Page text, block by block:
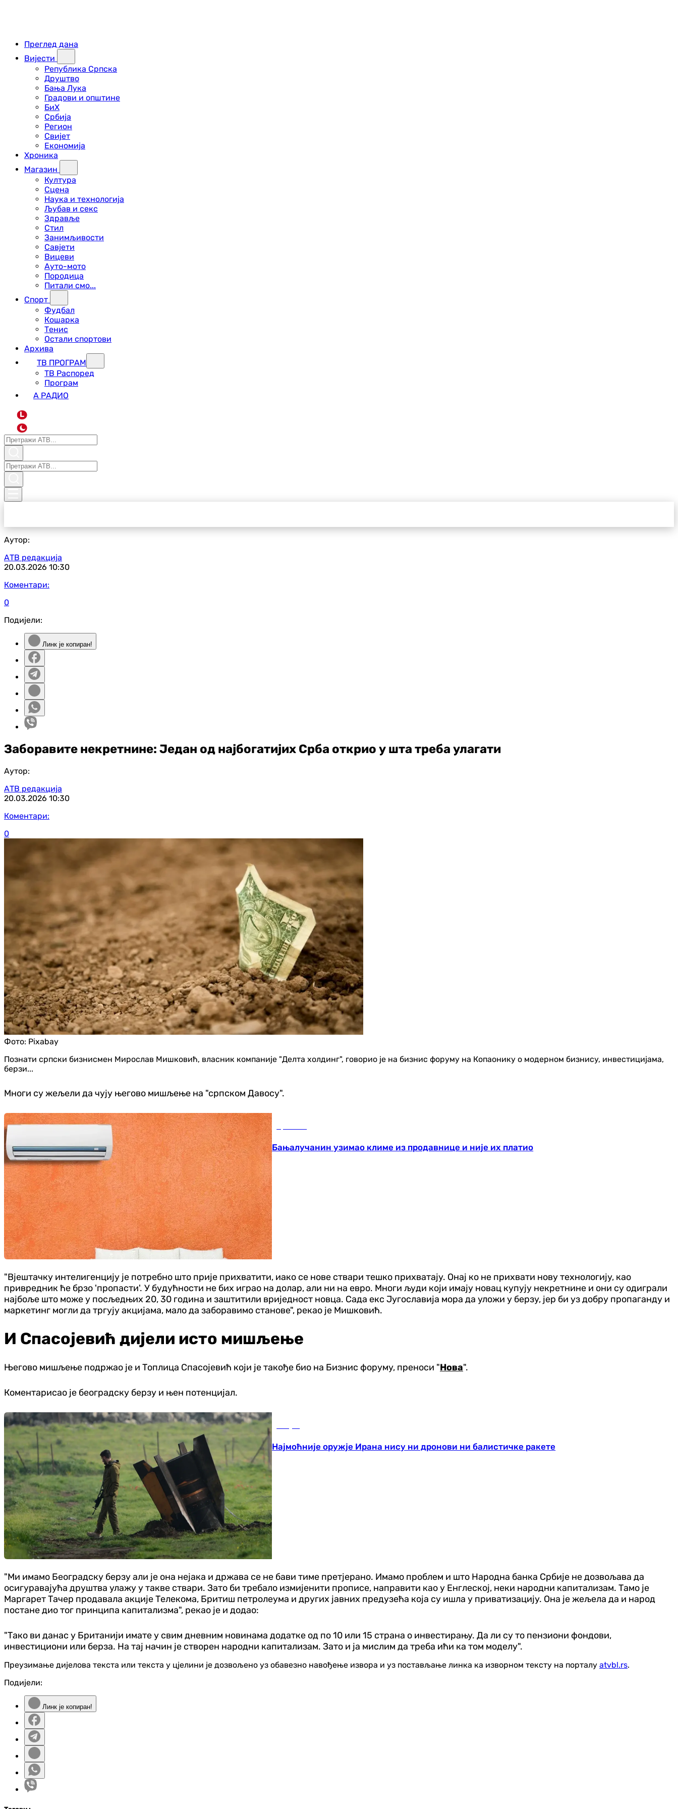
Преглед дана
Вијести
Република Српска
Друштво
Бања Лука
Градови и општине
БиХ
Србија
Регион
Свијет
Економија
Хроника
Магазин
Култура
Сцена
Наука и технологија
Љубав и секс
Здравље
Стил
Занимљивости
Савјети
Вицеви
Ауто-мото
Породица
Питали смо...
Спорт
Фудбал
Кошарка
Тенис
Остали спортови
Архива
ТВ ПРОГРАМ
ТВ Распоред
Програм
А РАДИО
L
Аутор:
АТВ редакција
20.03.2026 10:30
Коментари:
0
Подијели:
Линк је копиран!
Заборавите некретнине: Један од најбогатијих Срба открио у шта треба улагати
Аутор:
АТВ редакција
20.03.2026 10:30
Коментари:
0
Фото: Pixabay
Познати српски бизнисмен Мирослав Мишковић, власник компаније "Делта холдинг", говорио је на бизнис форуму на Копаонику о модерном бизнису, инвестицијама,
берзи...
Многи су жељели да чују његово мишљење на "српском Давосу".
Бањалучанин узимао климе из продавнице и није их платио
"Вјештачку интелигенцију је потребно што прије прихватити, иако се нове ствари тешко прихватају. Онај ко не прихвати нову технологију, као
привредник ће брзо 'пропасти'. У будућности не бих играо на долар, али ни на евро. Многи људи који имају новац купују некретнине и они су одиграли
најбоље што може у посљедњих 20, 30 година и заштитили вриједност новца. Сада екс Југославија мора да уложи у берзу, јер би уз добру пропаганду и
маркетинг могли да тргују акцијама, мало да заборавимо станове", рекао је Мишковић.
И Спасојевић дијели исто мишљење
Његово мишљење подржао је и Топлица Спасојевић који је такође био на Бизнис форуму, преноси "Нова".
Коментарисао је београдску берзу и њен потенцијал.
Најмоћније оружје Ирана нису ни дронови ни балистичке ракете
"Ми имамо Београдску берзу али је она нејака и држава се не бави тиме претјерано. Имамо проблем и што Народна банка Србије не дозвољава да
осигуравајућа друштва улажу у такве ствари. Зато би требало измијенити прописе, направити као у Енглеској, неки народни капитализам. Тамо је
Маргарет Тачер продавала акције Телекома, Бритиш петролеума и других јавних предузећа која су ишла у приватизацију. Она је жељела да и народ
постане дио тог принципа капитализма", рекао је и додао:
"Тако ви данас у Британији имате у свим дневним новинама додатке од по 10 или 15 страна о инвестирању. Да ли су то пензиони фондови,
инвестициони или берза. На тај начин је створен народни капитализам. Зато и ја мислим да треба ићи ка том моделу".
Преузимање дијелова текста или текста у цјелини је дозвољено уз обавезно навођење извора и уз постављање линка ка изворном тексту на порталу atvbl.rs.
Подијели:
Линк је копиран!